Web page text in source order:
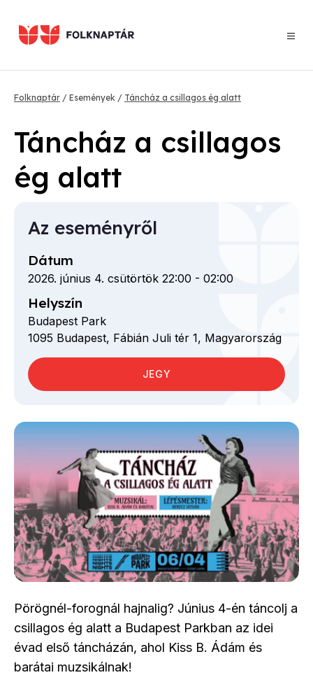
tartalomra
Morzsa
Folknaptár Események Táncház a csillagos ég alatt
Táncház a csillagos
ég alatt
Pörögnél-forognál hajnalig? Június 4-én táncolj a
csillagos ég alatt a Budapest Parkban az idei
évad első táncházán, ahol Kiss B. Ádám és
barátai muzsikálnak!
Az eseményről
Dátum
2026. június 4. csütörtök 22:00 - 02:00
Helyszín
Budapest Park
1095 Budapest, Fábián Juli tér 1, Magyarország
JEGY